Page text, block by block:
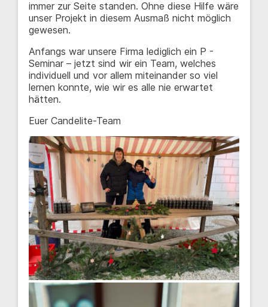
immer zur Seite standen. Ohne diese Hilfe wäre
unser Projekt in diesem Ausmaß nicht möglich
gewesen.
Anfangs war unsere Firma lediglich ein P -
Seminar – jetzt sind wir ein Team, welches
individuell und vor allem miteinander so viel
lernen konnte, wie wir es alle nie erwartet
hätten.
Euer Candelite-Team